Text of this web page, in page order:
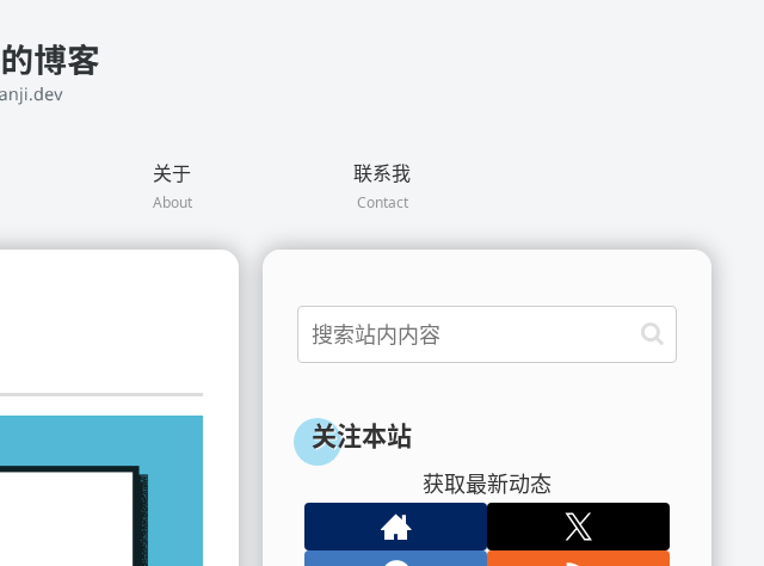
关于
About
联系我
Contact
关注本站
获取最新动态